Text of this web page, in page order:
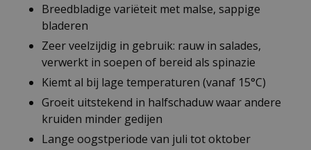
Breedbladige variëteit met malse, sappige
bladeren
Zeer veelzijdig in gebruik: rauw in salades,
verwerkt in soepen of bereid als spinazie
Kiemt al bij lage temperaturen (vanaf 15°C)
Groeit uitstekend in halfschaduw waar andere
kruiden minder gedijen
Lange oogstperiode van juli tot oktober